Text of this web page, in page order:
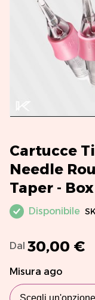
Cartucce
Needle
Taper -
Disponibile
Dal 30,00 €
Misura ago